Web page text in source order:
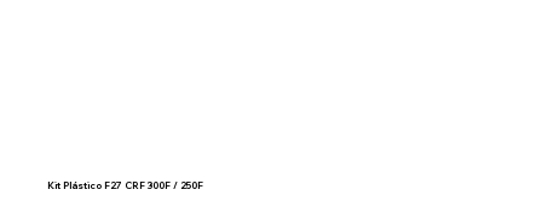
Kit Plástico F27 CRF 300F / 250F